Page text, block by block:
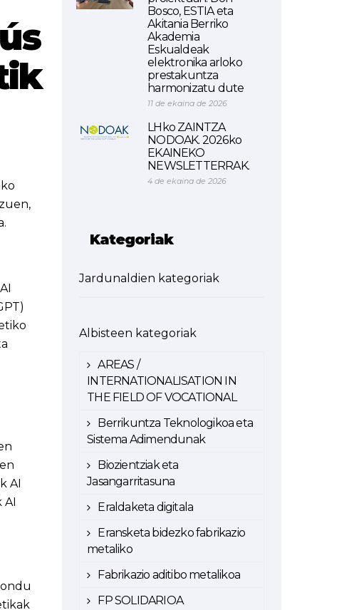
AI
AI
Bosco, ESTIA eta
Akitania Berriko
Akademia
Eskualdeak
elektronika arloko
prestakuntza
harmonizatu dute
11 de ekaina de 2026
LHko ZAINTZA
NODOAK. 2026ko
EKAINEKO
NEWSLETTERRAK.
4 de ekaina de 2026
Kategoriak
Jardunaldien kategoriak
Albisteen kategoriak
AREAS /
INTERNATIONALISATION IN
THE FIELD OF VOCATIONAL
Berrikuntza Teknologikoa eta
Sistema Adimendunak
Biozientziak eta
Jasangarritasuna
Eraldaketa digitala
Eransketa bidezko fabrikazio
metaliko
Fabrikazio aditibo metalikoa
FP SOLIDARIOA